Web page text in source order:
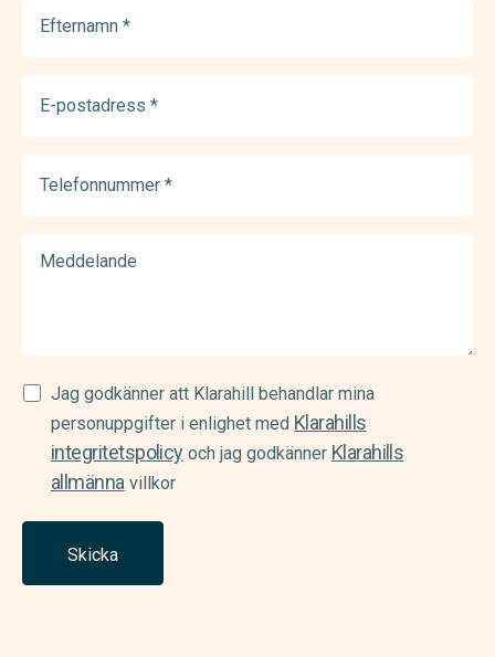
(Required)
postadress
(Required)
Samtycke
(Required)
Jag godkänner att Klarahill behandlar mina
personuppgifter i enlighet med Klarahills
integritetspolicyoch jag godkänner Klarahills
allmännavillkor
Skicka